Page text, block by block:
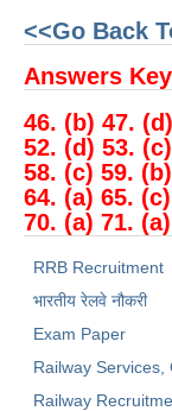
<<Go Back
Answers
46. (b) 47.
52. (d) 53.
58. (c) 59.
64. (a) 65.
70. (a) 71.
RRB Recruitment
भारतीय रेलवे नौकरी
Exam Paper
Railway Services,
Railway